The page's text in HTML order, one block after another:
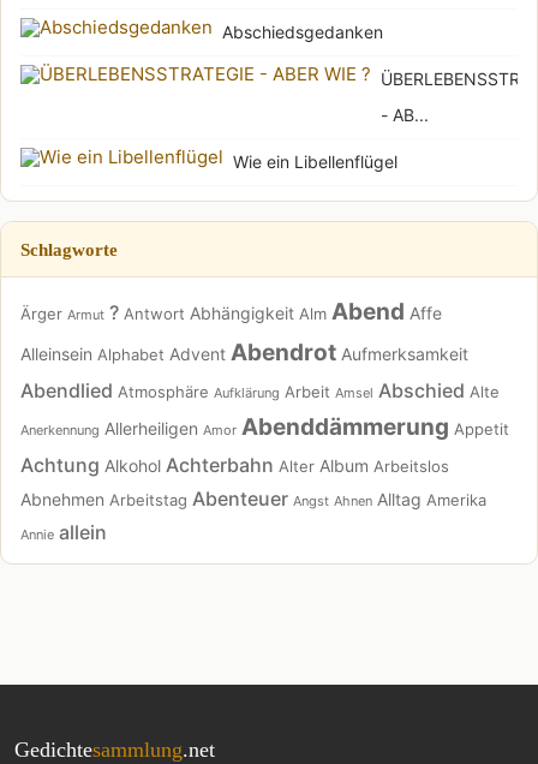
Abschiedsgedanken
- AB...
Wie ein Libellenflügel
Schlagworte
Ärger Armut ? Antwort Abhängigkeit Alm Abend Affe
Alleinsein Alphabet Advent Abendrot Aufmerksamkeit
Abendlied Atmosphäre Aufklärung Arbeit Amsel Abschied Alte
Anerkennung Allerheiligen Amor Abenddämmerung Appetit
Achtung Alkohol Achterbahn Alter Album Arbeitslos
Abnehmen Arbeitstag Abenteuer Angst Ahnen Alltag Amerika
Annie allein
Gedichtesammlung.net